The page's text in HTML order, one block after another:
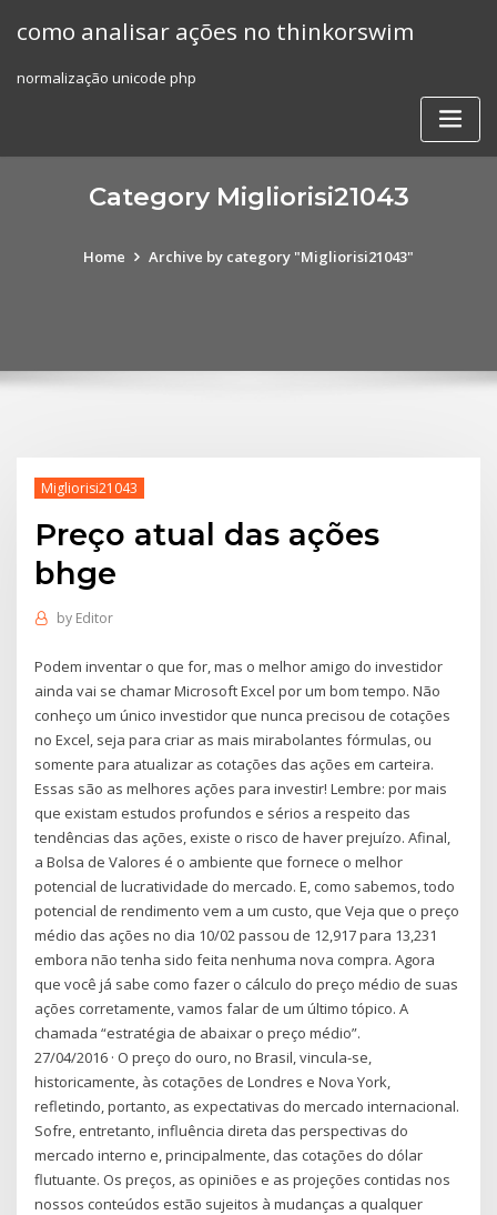
como analisar ações no thinkorswim
normalização unicode php
Category Migliorisi21043
Home Archive by category "Migliorisi21043"
Migliorisi21043
Preço atual das ações
bhge
by Editor
Podem inventar o que for, mas o melhor amigo do investidor
ainda vai se chamar Microsoft Excel por um bom tempo. Não
conheço um único investidor que nunca precisou de cotações
no Excel, seja para criar as mais mirabolantes fórmulas, ou
somente para atualizar as cotações das ações em carteira.
Essas são as melhores ações para investir! Lembre: por mais
que existam estudos profundos e sérios a respeito das
tendências das ações, existe o risco de haver prejuízo. Afinal,
a Bolsa de Valores é o ambiente que fornece o melhor
potencial de lucratividade do mercado. E, como sabemos, todo
potencial de rendimento vem a um custo, que Veja que o preço
médio das ações no dia 10/02 passou de 12,917 para 13,231
embora não tenha sido feita nenhuma nova compra. Agora
que você já sabe como fazer o cálculo do preço médio de suas
ações corretamente, vamos falar de um último tópico. A
chamada “estratégia de abaixar o preço médio”.
27/04/2016 · O preço do ouro, no Brasil, vincula-se,
historicamente, às cotações de Londres e Nova York,
refletindo, portanto, as expectativas do mercado internacional.
Sofre, entretanto, influência direta das perspectivas do
mercado interno e, principalmente, das cotações do dólar
flutuante. Os preços, as opiniões e as projeções contidas nos
nossos conteúdos estão sujeitos à mudanças a qualquer